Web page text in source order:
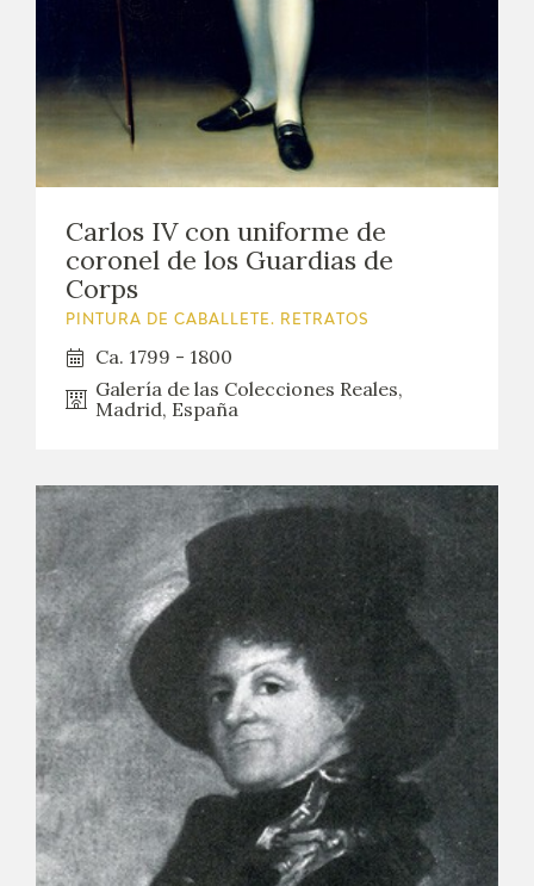
Carlos IV con uniforme de
coronel de los Guardias de
Corps
PINTURA DE CABALLETE. RETRATOS
Ca. 1799 - 1800
Galería de las Colecciones Reales,
Madrid, España